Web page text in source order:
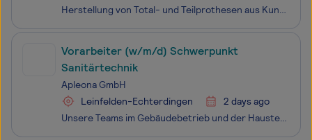
Herstellung von Total- und Teilprothesen aus Kunststoff Reparaturen und Unterfütterungen von Prothesen Modellherstellung und -bearbeitung Fertigstellung und Politur von Prothesen Qualitätskontrolle der zahntechnischen Arbeiten Hinweis zur automatisierten Stellenbeschreibung: Aus unserer Erfahru
Vorarbeiter (w/m/d) Schwerpunkt
Sanitärtechnik
Apleona GmbH
Leinfelden-Echterdingen
2 days ago
Unsere Teams im Gebäudebetrieb und der Haustechnik sorgen dafür, dass alle technischen Anlagen reibungslos funktionieren und Gebäude optimal instand gehalten werden. Ob Wartung, Reparatur oder technisches Facility Management – wir gewährleisten eine sichere und effiziente Umgebung für Mitarbeiter,